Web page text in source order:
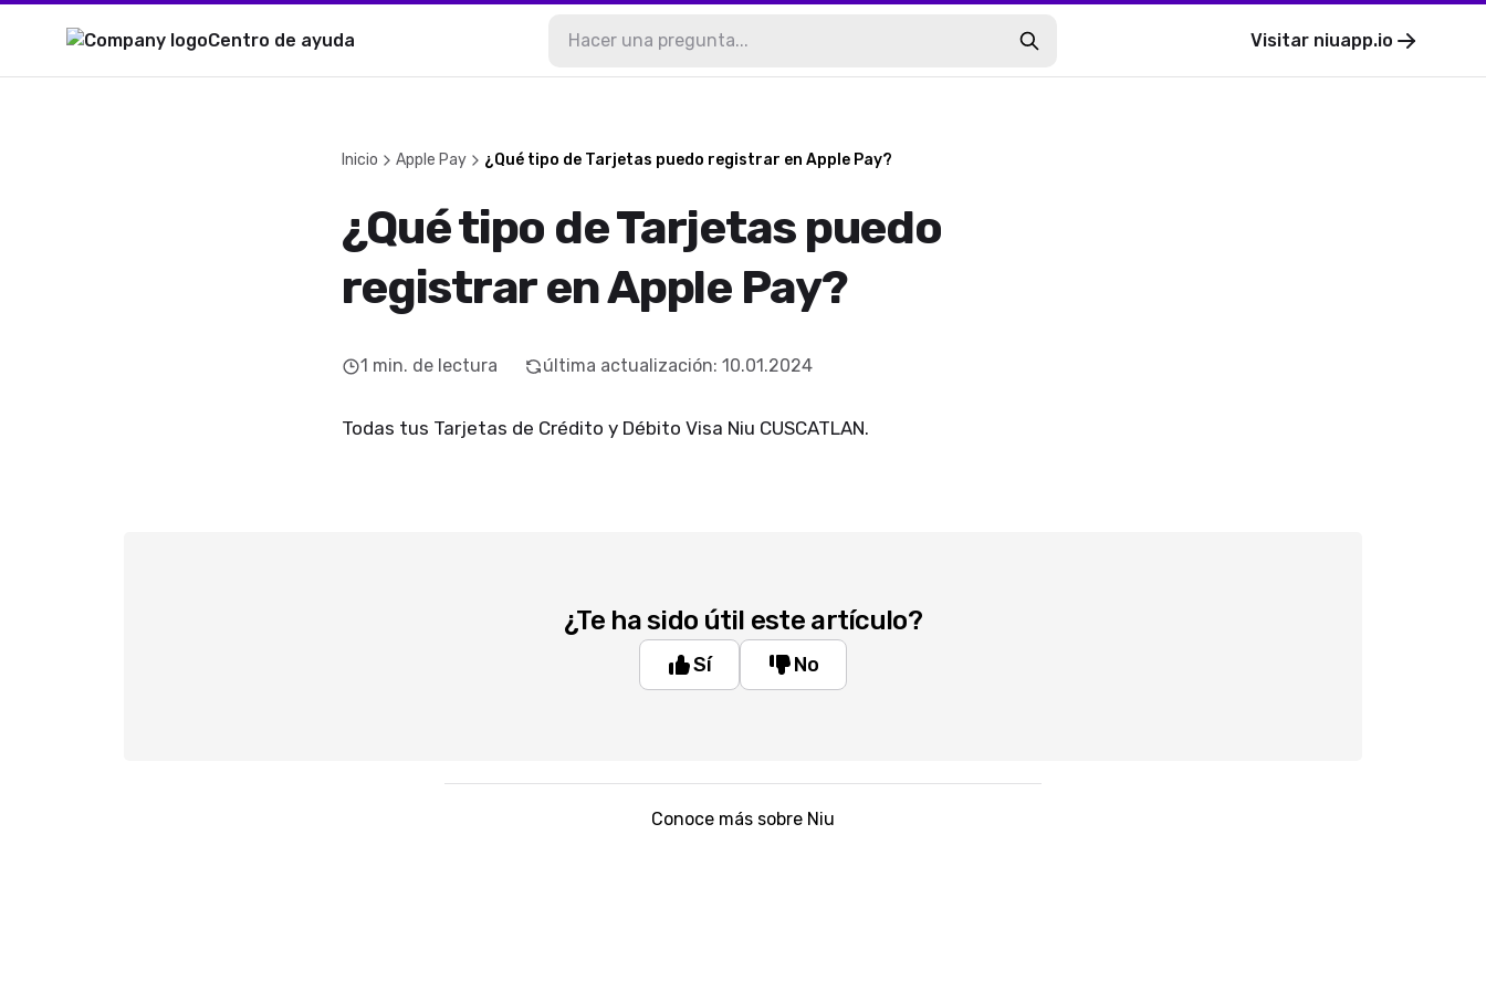
Centro de ayuda Visitar niuapp.io
Inicio Apple Pay ¿Qué tipo de Tarjetas puedo registrar en Apple Pay?
¿Qué tipo de Tarjetas puedo
registrar en Apple Pay?
1 min. de lectura última actualización: 10.01.2024
Todas tus Tarjetas de Crédito y Débito Visa Niu CUSCATLAN.
¿Te ha sido útil este artículo?
Sí No
Conoce más sobre Niu